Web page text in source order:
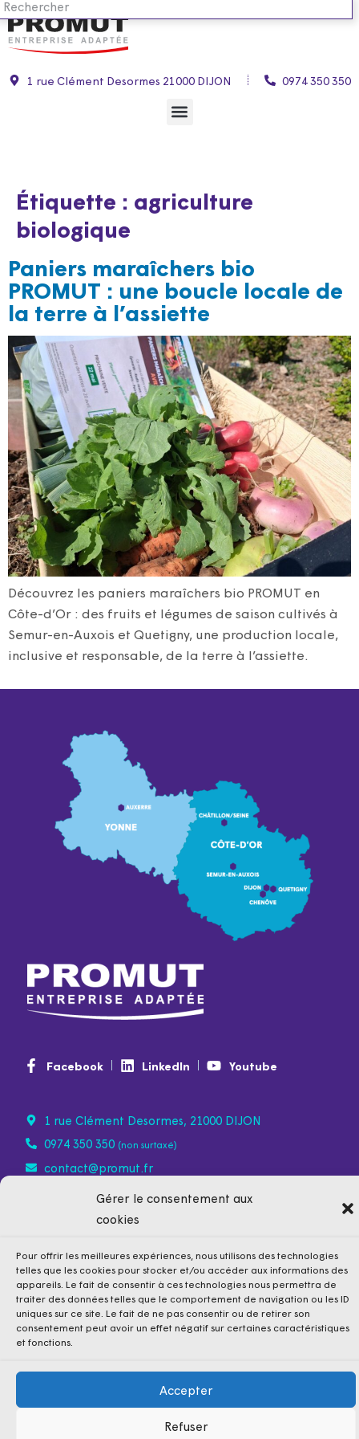
Gérer le consentement aux
cookies
Pour offrir les meilleures expériences, nous utilisons des technologies
telles que les cookies pour stocker et/ou accéder aux informations des
appareils. Le fait de consentir à ces technologies nous permettra de
traiter des données telles que le comportement de navigation ou les ID
uniques sur ce site. Le fait de ne pas consentir ou de retirer son
consentement peut avoir un effet négatif sur certaines caractéristiques
et fonctions.
Accepter
Refuser
1 rue Clément Desormes 21000 DIJON 0974 350 350
Étiquette : agriculture
biologique
Paniers maraîchers bio
PROMUT : une boucle locale de
la terre à l’assiette
Découvrez les paniers maraîchers bio PROMUT en
Côte-d’Or : des fruits et légumes de saison cultivés à
Semur-en-Auxois et Quetigny, une production locale,
inclusive et responsable, de la terre à l’assiette.
Facebook LinkedIn Youtube
1 rue Clément Desormes, 21000 DIJON
0974 350 350 (non surtaxé)
contact@promut.fr
Mentions légales Politique de confidentialité
Cookies
Conditions Générales de Vente